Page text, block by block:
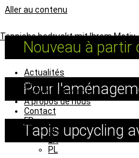
Aller au contenu
Teppiche bedruckt mit Ihrem Motiv
Actualités
Carrière
Téléchargements
À propos de nous
Contact
FR
DE
PL
Nouveau à partir
Pour
Tapis upcycling